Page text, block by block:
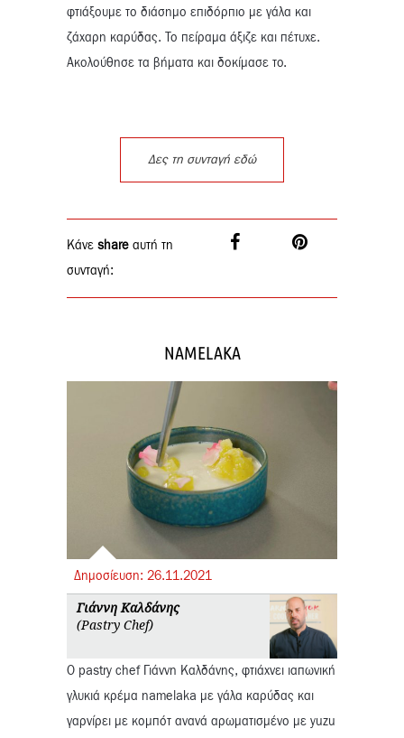
φτιάξουμε το διάσημο επιδόρπιο με γάλα και
ζάχαρη καρύδας. Το πείραμα άξιζε και πέτυχε.
Ακολούθησε τα βήματα και δοκίμασε το.
Δες τη συνταγή εδώ
Κάνε share αυτή τη
συνταγή:
NAMELAKA
Δημοσίευση: 26.11.2021
Γιάννη Καλδάνης
(Pastry Chef)
Ο pastry chef Γιάννη Καλδάνης, φτιάχνει ιαπωνική
γλυκιά κρέμα namelaka με γάλα καρύδας και
γαρνίρει με κομπότ ανανά αρωματισμένο με yuzu